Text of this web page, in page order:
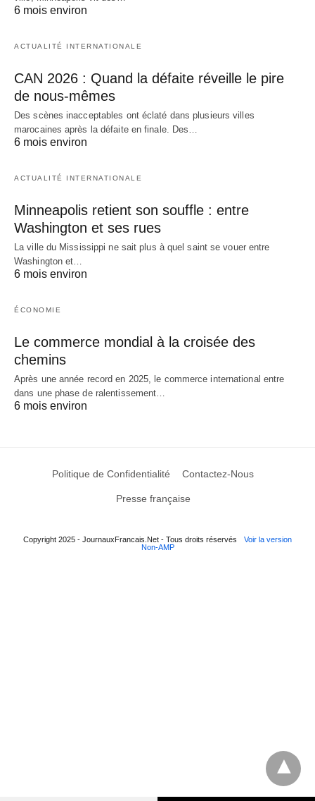
6 mois environ
ACTUALITÉ INTERNATIONALE
CAN 2026 : Quand la défaite réveille le pire
de nous-mêmes
Des scènes inacceptables ont éclaté dans plusieurs villes
marocaines après la défaite en finale. Des…
6 mois environ
ACTUALITÉ INTERNATIONALE
Minneapolis retient son souffle : entre
Washington et ses rues
La ville du Mississippi ne sait plus à quel saint se vouer entre
Washington et…
6 mois environ
ÉCONOMIE
Le commerce mondial à la croisée des
chemins
Après une année record en 2025, le commerce international entre
dans une phase de ralentissement…
6 mois environ
Politique de Confidentialité Contactez-Nous
Presse française
Copyright 2025 - JournauxFrancais.Net - Tous droits réservés
Voir la version
Non-AMP